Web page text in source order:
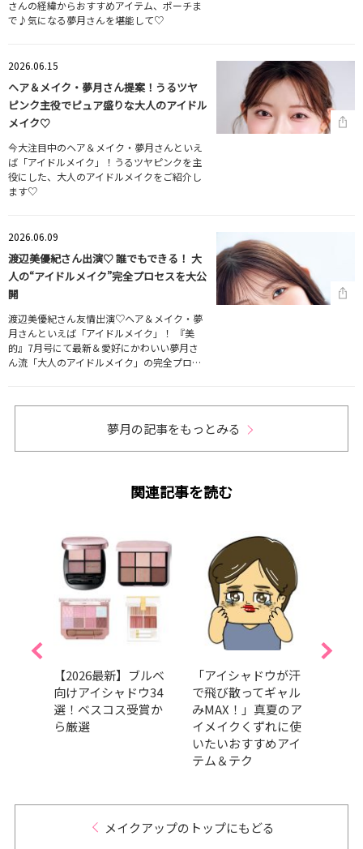
さんの経緯からおすすめアイテム、ポーチま
で♪気になる夢月さんを堪能して♡
2026.06.15
ヘア＆メイク・夢月さん提案！うるツヤ
ピンク主役でピュア盛りな大人のアイドル
メイク♡
今大注目中のヘア＆メイク・夢月さんといえ
ば「アイドルメイク」！うるツヤピンクを主
役にした、大人のアイドルメイクをご紹介し
ます♡
2026.06.09
渡辺美優紀さん出演♡ 誰でもできる！ 大
人の“アイドルメイク”完全プロセスを大公
開
渡辺美優紀さん友情出演♡ヘア＆メイク・夢
月さんといえば「アイドルメイク」！ 『美
的』7月号にて最新＆愛好にかわいい夢月さ
ん流「大人のアイドルメイク」の完全プロ…
夢月の記事をもっとみる
関連記事を読む
【2026最新】ブルベ
向けアイシャドウ34
選！ベスコス受賞か
ら厳選
「アイシャドウが汗
で飛び散ってギャル
みMAX！」真夏のア
イメイクくずれに使
いたいおすすめアイ
テム＆テク
メイクアップのトップにもどる